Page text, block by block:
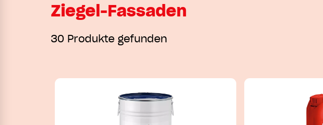
Ziegel-Fassaden
30 Produkte gefunden